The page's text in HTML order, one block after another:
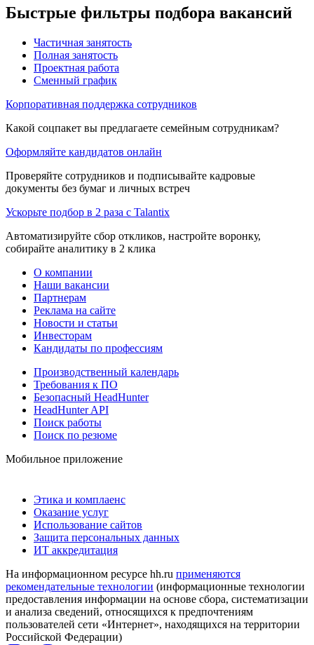
Быстрые фильтры подбора вакансий
Частичная занятость
Полная занятость
Проектная работа
Сменный график
Корпоративная поддержка сотрудников
Какой соцпакет вы предлагаете семейным сотрудникам?
Оформляйте кандидатов онлайн
Проверяйте сотрудников и подписывайте кадровые
документы без бумаг и личных встреч
Ускорьте подбор в 2 раза с Talantix
Автоматизируйте сбор откликов, настройте воронку,
собирайте аналитику в 2 клика
О компании
Наши вакансии
Партнерам
Реклама на сайте
Новости и статьи
Инвесторам
Кандидаты по профессиям
Производственный календарь
Требования к ПО
Безопасный HeadHunter
HeadHunter API
Поиск работы
Поиск по резюме
Мобильное приложение
Этика и комплаенс
Оказание услуг
Использование сайтов
Защита персональных данных
ИТ аккредитация
На информационном ресурсе hh.ru применяются
рекомендательные технологии (информационные технологии
предоставления информации на основе сбора, систематизации
и анализа сведений, относящихся к предпочтениям
пользователей сети «Интернет», находящихся на территории
Российской Федерации)